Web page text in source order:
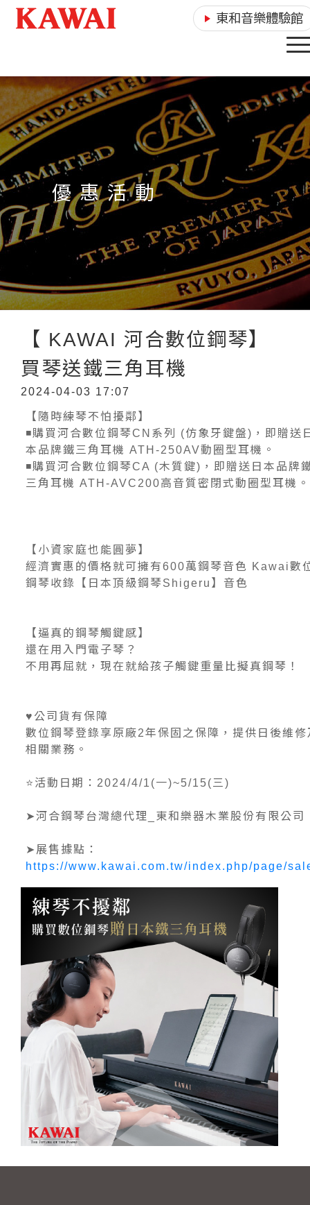
東和音樂體驗館
優 惠 活 動
【 KAWAI 河合數位鋼琴】
買琴送鐵三角耳機
2024-04-03 17:07
【隨時練琴不怕擾鄰】
◾購買河合數位鋼琴CN系列 (仿象牙鍵盤)，即贈送
本品牌鐵三角耳機 ATH-250AV動圈型耳機。
◾購買河合數位鋼琴CA (木質鍵)，即贈送日本品牌
三角耳機 ATH-AVC200高音質密閉式動圈型耳機。
【小資家庭也能圓夢】
經濟實惠的價格就可擁有600萬鋼琴音色 Kawai數
鋼琴收錄【日本頂級鋼琴Shigeru】音色
【逼真的鋼琴觸鍵感】
還在用入門電子琴？
不用再屈就，現在就給孩子觸鍵重量比擬真鋼琴！
♥公司貨有保障
數位鋼琴登錄享原廠2年保固之保障，提供日後維修
相關業務。
⭐活動日期：2024/4/1(一)~5/15(三)
➤河合鋼琴台灣總代理_東和樂器木業股份有限公司
➤展售據點：
https://www.kawai.com.tw/index.php/page/